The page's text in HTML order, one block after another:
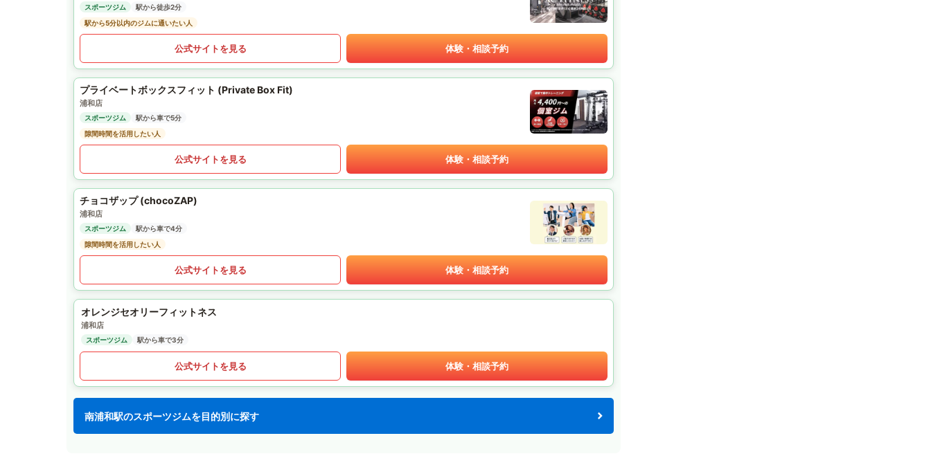
スポーツジム
駅から徒歩2分
駅から5分以内のジムに通いたい人
公式サイトを見る 体験・相談予約
プライベートボックスフィット (Private Box Fit)
浦和店
スポーツジム
駅から車で5分
隙間時間を活用したい人
公式サイトを見る 体験・相談予約
チョコザップ (chocoZAP)
浦和店
スポーツジム
駅から車で4分
隙間時間を活用したい人
公式サイトを見る 体験・相談予約
オレンジセオリーフィットネス
浦和店
スポーツジム 駅から車で3分
公式サイトを見る 体験・相談予約
南浦和駅のスポーツジムを目的別に探す